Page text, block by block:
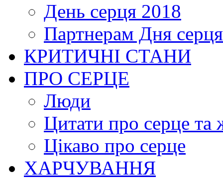
День серця 2018
Партнерам Дня серця
КРИТИЧНІ СТАНИ
ПРО СЕРЦЕ
Люди
Цитати про серце та
Цікаво про серце
ХАРЧУВАННЯ